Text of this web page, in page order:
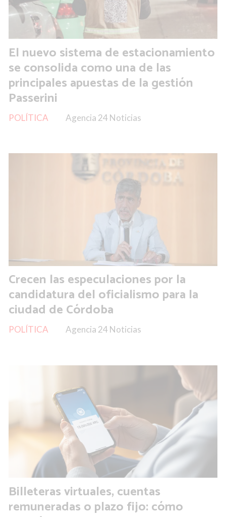
El nuevo sistema de estacionamiento
se consolida como una de las
principales apuestas de la gestión
Passerini
Agencia 24 Noticias
POLÍTICA
Crecen las especulaciones por la
candidatura del oficialismo para la
ciudad de Córdoba
Agencia 24 Noticias
POLÍTICA
Billeteras virtuales, cuentas
remuneradas o plazo fijo: cómo